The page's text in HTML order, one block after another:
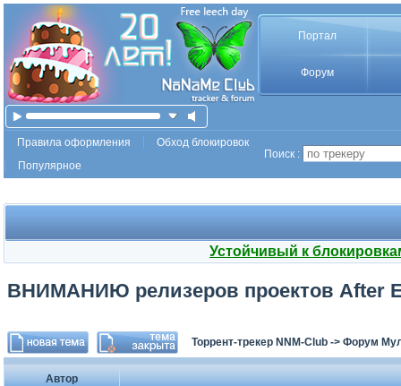
Портал
Форум
Правила оформления
Обход блокировок
Популярное
Поиск :
Устойчивый к
ВНИМАНИЮ релизеров проектов After
Торрент-трекер NNM-Club -> Форум
Автор